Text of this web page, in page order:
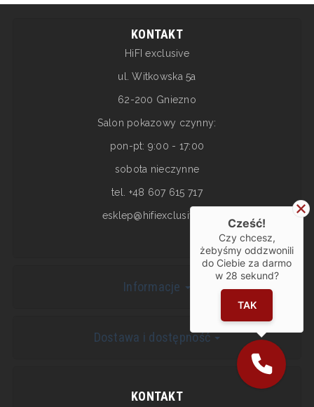
KONTAKT
HiFI exclusive
ul. Witkowska 5a
62-200 Gniezno
Salon pokazowy czynny:
pon-pt: 9:00 - 17:00
sobota nieczynne
tel. +48 607 615 717
esklep@hifiexclusive.pl
Informacje
Dostawa i dostępność
KONTAKT
Cześć!
Czy chcesz,
żebyśmy oddzwonili
do Ciebie za darmo
w 28 sekund?
TAK